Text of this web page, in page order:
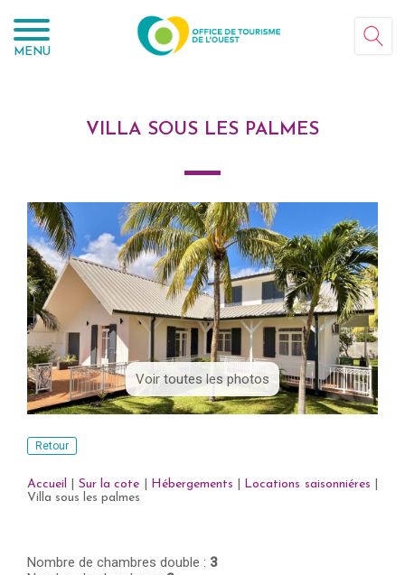
MENU
VILLA SOUS LES PALMES
Voir toutes les photos
Retour
Accueil Sur la cote Hébergements Locations saisonniéres
Villa sous les palmes
Nombre de chambres double : 3